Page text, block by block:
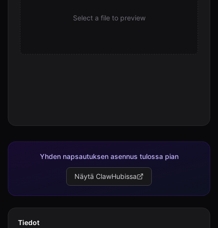
Select a file to preview
Yhden napsautuksen asennus tulossa pian
Näytä ClawHubissa
Tiedot